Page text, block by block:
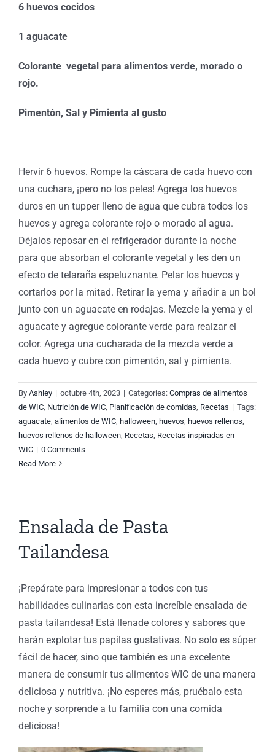
6 huevos cocidos
1 aguacate
Colorante vegetal para alimentos verde, morado o
rojo.
Pimentón, Sal y Pimienta al gusto
Hervir 6 huevos. Rompe la cáscara de cada huevo con
una cuchara, ¡pero no los peles! Agrega los huevos
duros en un tupper lleno de agua que cubra todos los
huevos y agrega colorante rojo o morado al agua.
Déjalos reposar en el refrigerador durante la noche
para que absorban el colorante vegetal y les den un
efecto de telaraña espeluznante. Pelar los huevos y
cortarlos por la mitad. Retirar la yema y añadir a un bol
junto con un aguacate en rodajas. Mezcle la yema y el
aguacate y agregue colorante verde para realzar el
color. Agrega una cucharada de la mezcla verde a
cada huevo y cubre con pimentón, sal y pimienta.
By Ashley | octubre 4th, 2023 | Categories: Compras de alimentos
de WIC Nutrición de WIC Planificación de comidas Recetas | Tags:
aguacate alimentos de WIC halloween huevos huevos rellenos
huevos rellenos de halloween Recetas Recetas inspiradas en
WIC | 0 Comments
Read More
Ensalada de Pasta
Tailandesa
¡Prepárate para impresionar a todos con tus
habilidades culinarias con esta increíble ensalada de
pasta tailandesa! Está llenade colores y sabores que
harán explotar tus papilas gustativas. No solo es súper
fácil de hacer, sino que también es una excelente
manera de consumir tus alimentos WIC de una manera
deliciosa y nutritiva. ¡No esperes más, pruébalo esta
noche y sorprende a tu familia con una comida
deliciosa!